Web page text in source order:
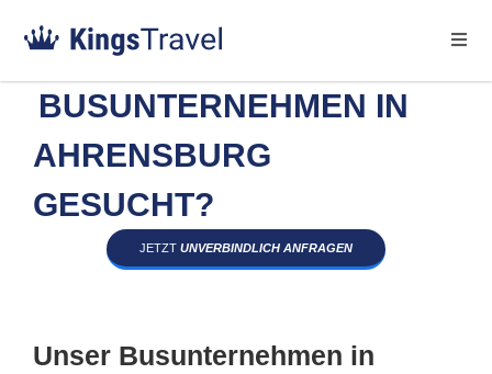
BUSUNTERNEHMEN IN
AHRENSBURG
GESUCHT?
JETZT UNVERBINDLICH ANFRAGEN
Unser Busunternehmen in